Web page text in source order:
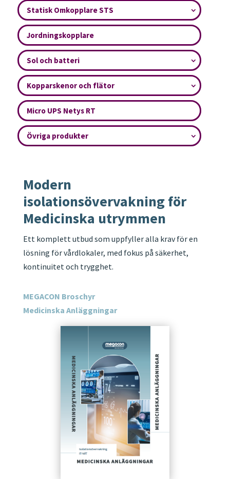
Statisk Omkopplare STS
Jordningskopplare
Sol och batteri
Kopparskenor och flätor
Micro UPS Netys RT
Övriga produkter
Modern
isolationsövervakning för
Medicinska utrymmen
Ett komplett utbud som uppfyller alla krav för en
lösning för vårdlokaler, med fokus på säkerhet,
kontinuitet och trygghet.
MEGACON Broschyr
Medicinska Anläggningar